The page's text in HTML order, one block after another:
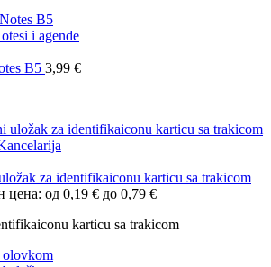
i agende
B5 3,99 €
za identifikaiconu karticu sa trakicom
цена: од 0,19 € до 0,79 €
karticu sa trakicom